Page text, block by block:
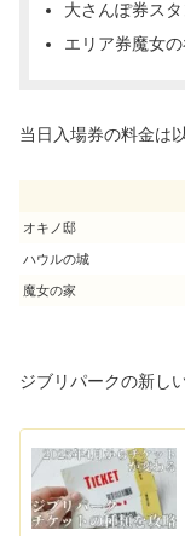
大さんぽ券ス
エリア券魔女
当日入場券の料金は
オキノ邸
ハウルの城
魔女の家
ジブリパークの新し